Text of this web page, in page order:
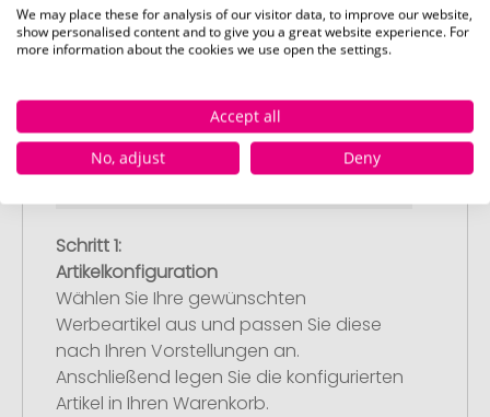
So einfach bestellen Sie Ihre Werbeartikel bei
Schritt 1:
Artikelkonfiguration
Wählen Sie Ihre gewünschten
Werbeartikel aus und passen Sie diese
nach Ihren Vorstellungen an.
Anschließend legen Sie die konfigurierten
Artikel in Ihren Warenkorb.
We may place these for analysis of our visitor data, to improve our website,
show personalised content and to give you a great website experience. For
more information about the cookies we use open the settings.
Accept all
No, adjust
Deny